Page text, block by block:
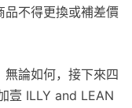
品不得更換或補差價
論如何，接下來四
壹 ILLY and LEAN